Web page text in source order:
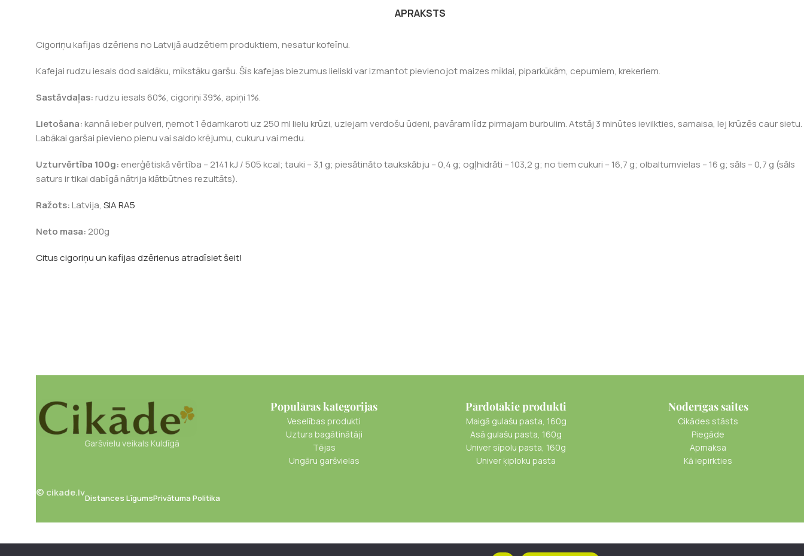
APRAKSTS
Cigoriņu kafijas dzēriens no Latvijā audzētiem produktiem, nesatur kofeīnu.
Kafejai rudzu iesals dod saldāku, mīkstāku garšu. Šīs kafejas biezumus lieliski var izmantot pievienojot maizes mīklai, piparkūkām, cepumiem, krekeriem.
Sastāvdaļas:rudzu iesals 60%, cigoriņi 39%, apiņi 1%.
Lietošana:kannā ieber pulveri, ņemot 1 ēdamkaroti uz 250 ml lielu krūzi, uzlejam verdošu ūdeni, pavāram līdz pirmajam burbulim. Atstāj 3 minūtes ievilkties, samaisa, lej krūzēs caur sietu.
Labākai garšai pievieno pienu vai saldo krējumu, cukuru vai medu.
Uzturvērtība 100g: enerģētiskā vērtība – 2141 kJ / 505 kcal; tauki – 3,1 g; piesātināto taukskābju – 0,4 g; ogļhidrāti – 103,2 g; no tiem cukuri – 16,7 g; olbaltumvielas – 16 g; sāls – 0,7 g (sāls
saturs ir tikai dabīgā nātrija klātbūtnes rezultāts).
Ražots:Latvija, SIA RA5
Neto masa: 200g
Citus cigoriņu un kafijas dzērienus atradīsiet šeit!
Garšvielu veikals Kuldīgā
Populāras kategorijas
Veselības produkti
Uztura bagātinātāji
Tējas
Ungāru garšvielas
Pārdotākie produkti
Maigā gulašu pasta, 160g
Asā gulašu pasta, 160g
Univer sīpolu pasta, 160g
Univer ķiploku pasta
Noderīgas saites
Cikādes stāsts
Piegāde
Apmaksa
Kā iepirkties
© cikade.lvDistances LīgumsPrivātuma Politika